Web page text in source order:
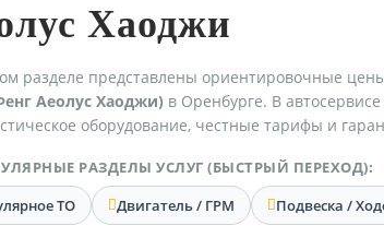
Хаоджи
разделе представлены ориентировочные
Аеолус Хаоджи) в Оренбурге. В
оборудование, честные тарифы и
РАЗДЕЛЫ УСЛУГ (БЫСТРЫЙ ПЕРЕХОД):
ТО
Двигатель / ГРМ Подвеска /